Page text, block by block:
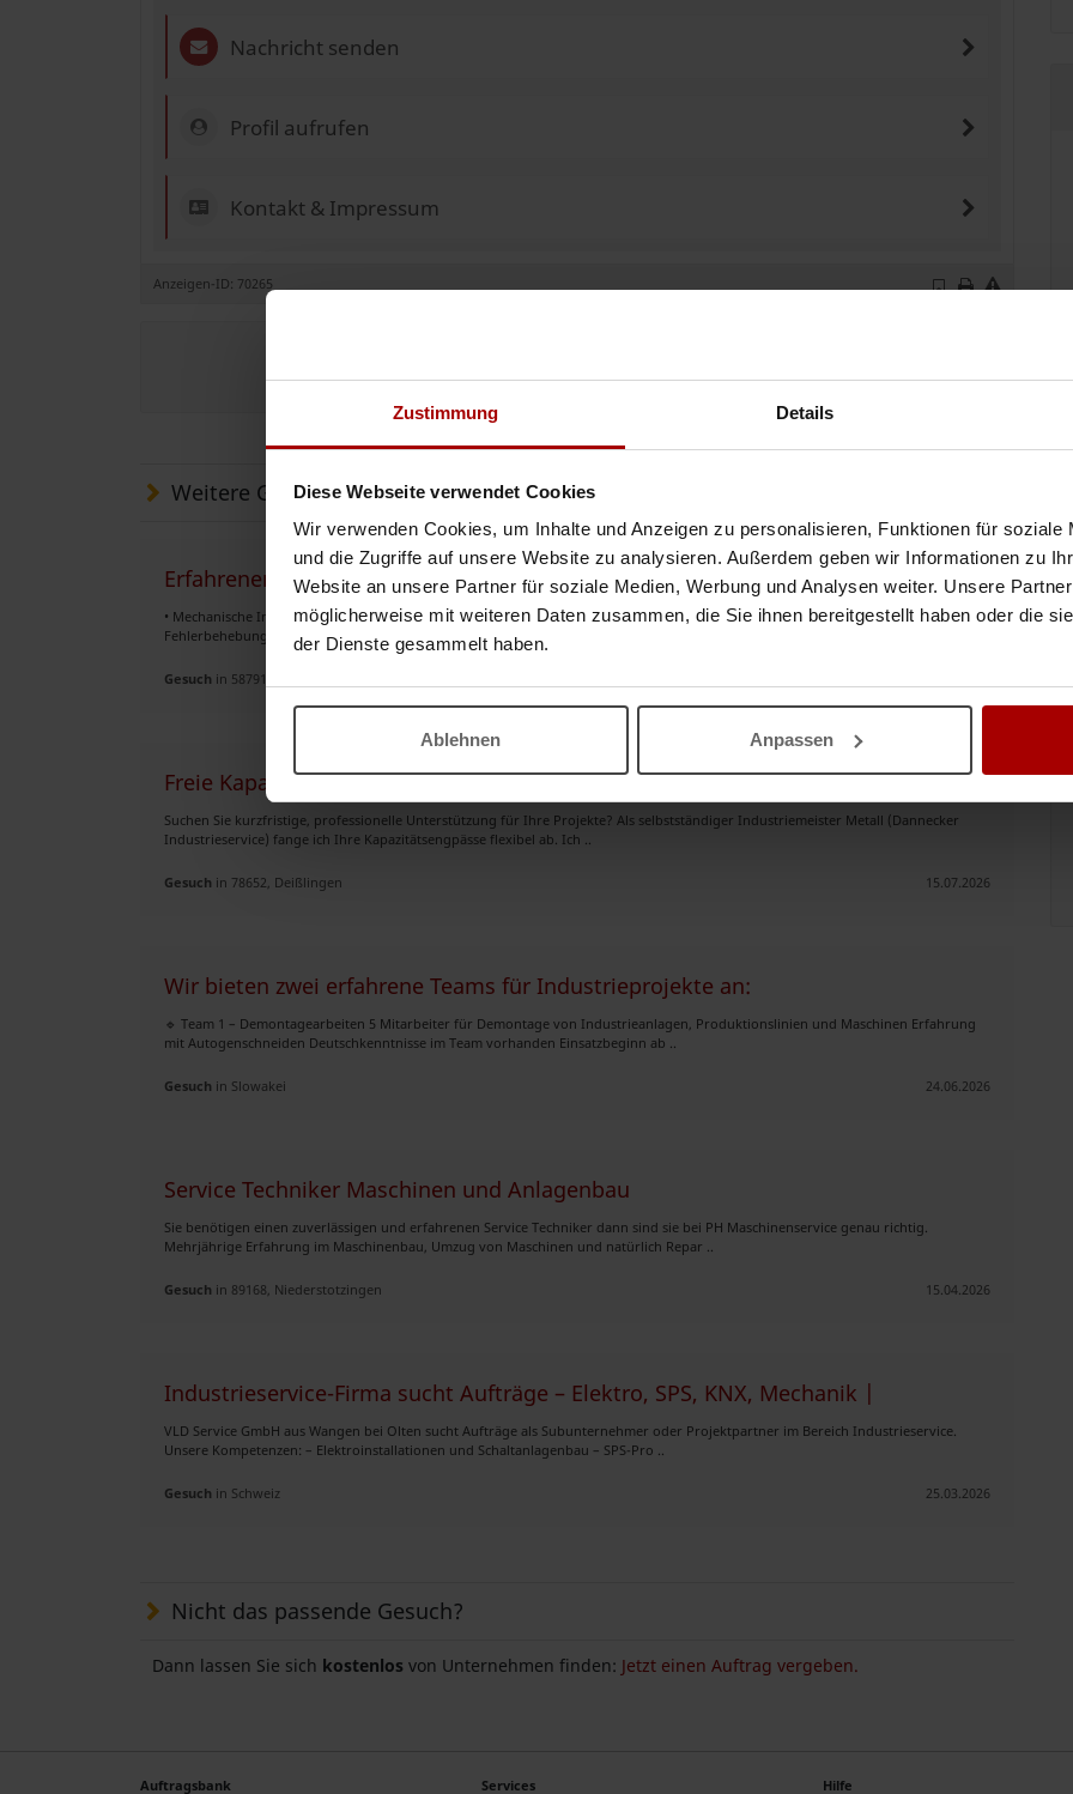
Zustimmung Details
Diese Webseite verwendet Cookies
Wir verwenden Cookies, um Inhalte und Anzeigen zu personalisieren, Funktionen für soziale
und die Zugriffe auf unsere Website zu analysieren. Außerdem geben wir Informationen zu
Website an unsere Partner für soziale Medien, Werbung und Analysen weiter. Unsere
möglicherweise mit weiteren Daten zusammen, die Sie ihnen bereitgestellt haben oder die
der Dienste gesammelt haben.
Ablehnen Anpassen
Nachricht senden
Profil aufrufen
Kontakt & Impressum
Anzeigen-ID: 70265
Weitere Gesuche
Erfahrener Industriemechaniker bietet Maschinenservice
• Mechanische Instandhaltung von Produktionsanlagen • Wartung und Reparatur von Maschinen • Störungsanalyse und
Fehlerbehebung • Austausch von Lagern, Getrieben und mechanischen Komponenten • Mont ..
Gesuch in 58791, Werdohl
Freie Kapazitäten: Industriemeister für Montage & Schaltschrankverdrah
Suchen Sie kurzfristige, professionelle Unterstützung für Ihre Projekte? Als selbstständiger Industriemeister Metall (Dannecker
Industrieservice) fange ich Ihre Kapazitätsengpässe flexibel ab. Ich ..
Gesuch in 78652, Deißlingen 15.07.2026
Wir bieten zwei erfahrene Teams für Industrieprojekte an:
🔹 Team 1 – Demontagearbeiten 5 Mitarbeiter für Demontage von Industrieanlagen, Produktionslinien und Maschinen Erfahrung
mit Autogenschneiden Deutschkenntnisse im Team vorhanden Einsatzbeginn ab ..
Gesuch in Slowakei 24.06.2026
Service Techniker Maschinen und Anlagenbau
Sie benötigen einen zuverlässigen und erfahrenen Service Techniker dann sind sie bei PH Maschinenservice genau richtig.
Mehrjährige Erfahrung im Maschinenbau, Umzug von Maschinen und natürlich Repar ..
Gesuch in 89168, Niederstotzingen 15.04.2026
Industrieservice-Firma sucht Aufträge – Elektro, SPS, KNX, Mechanik |
VLD Service GmbH aus Wangen bei Olten sucht Aufträge als Subunternehmer oder Projektpartner im Bereich Industrieservice.
Unsere Kompetenzen: – Elektroinstallationen und Schaltanlagenbau – SPS-Pro ..
Gesuch in Schweiz 25.03.2026
Nicht das passende Gesuch?
Dann lassen Sie sich kostenlos von Unternehmen finden: Jetzt einen Auftrag vergeben.
Auftragsbank Services Hilfe